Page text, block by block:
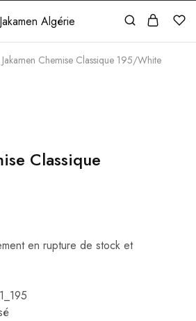
Jakamen Chemise Classique 195/White
Classique
en rupture de stock et